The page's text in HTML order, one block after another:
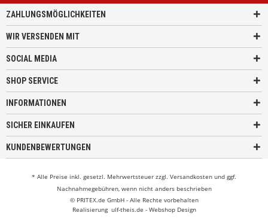
ZAHLUNGSMÖGLICHKEITEN
WIR VERSENDEN MIT
SOCIAL MEDIA
SHOP SERVICE
INFORMATIONEN
SICHER EINKAUFEN
KUNDENBEWERTUNGEN
* Alle Preise inkl. gesetzl. Mehrwertsteuer zzgl. Versandkosten und ggf.
Nachnahmegebühren, wenn nicht anders beschrieben
© PRITEX.de GmbH - Alle Rechte vorbehalten
Realisierung ulf-theis.de - Webshop Design